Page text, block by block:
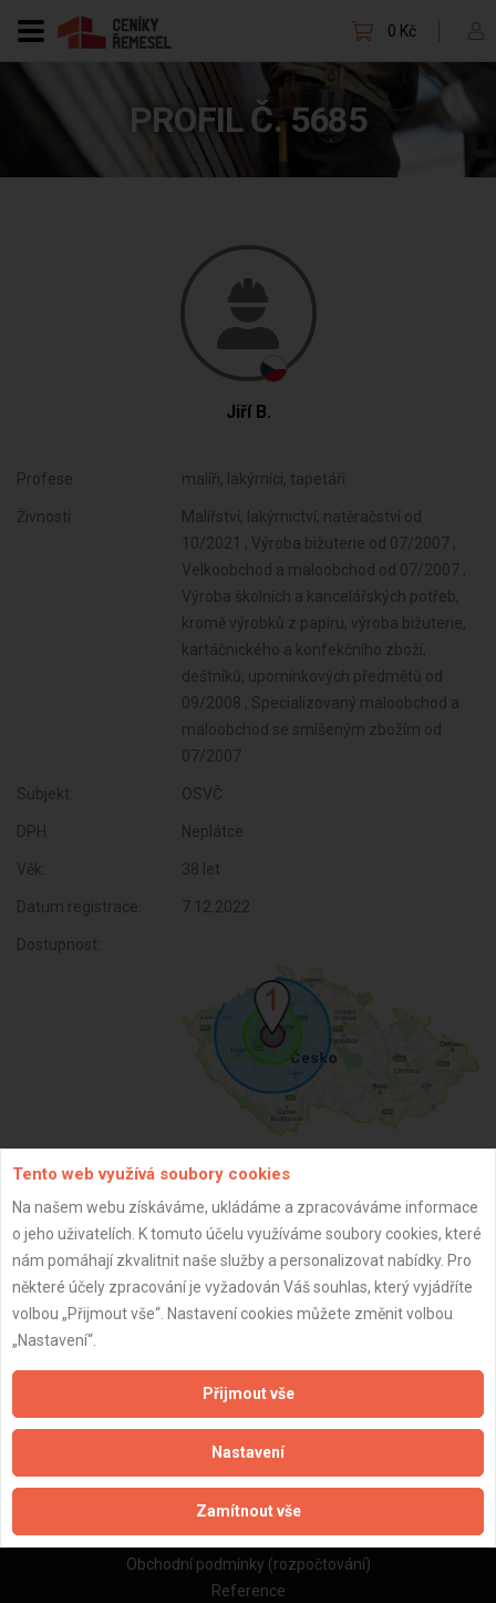
0 Kč
PROFIL Č. 5685
Jiří B.
Profese: malíři, lakýrníci, tapetáři
Živnosti:
Malířství, lakýrnictví, natěračství od
10/2021 , Výroba bižuterie od 07/2007 ,
Velkoobchod a maloobchod od 07/2007 ,
Výroba školních a kancelářských potřeb,
kromě výrobků z papíru, výroba bižuterie,
kartáčnického a konfekčního zboží,
deštníků, upomínkových předmětů od
09/2008 , Specializovaný maloobchod a
maloobchod se smíšeným zbožím od
07/2007
Subjekt: OSVČ
DPH: Neplátce
Věk: 38 let
Datum registrace: 7.12.2022
Dostupnost:
ZPĚT
Aktualizováno z portálu ARES dne 01.12.2024 12:45:06
Důležité informace
Naše firmy a řemeslníci
Zpracování a ochrana osobních údajů
Zásady pro používání souborů cookie
Obchodní podmínky (zprostředkování)
Obchodní podmínky (rozpočtování)
Reference
Tento web využívá soubory cookies
Na našem webu získáváme, ukládáme a zpracováváme informace
o jeho uživatelích. K tomuto účelu využíváme soubory cookies, které
nám pomáhají zkvalitnit naše služby a personalizovat nabídky. Pro
některé účely zpracování je vyžadován Váš souhlas, který vyjádříte
volbou „Přijmout vše“. Nastavení cookies můžete změnit volbou
„Nastavení“.
Přijmout vše
Nastavení
Zamítnout vše